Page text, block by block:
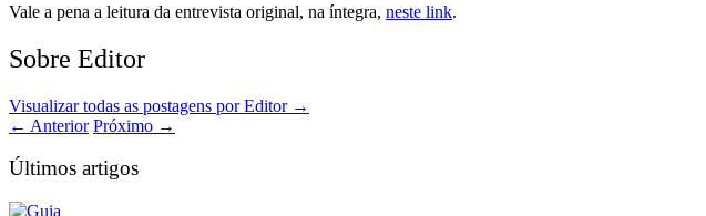
Vale a pena a leitura da entrevista original, na íntegra, neste link.
Sobre Editor
Visualizar todas as postagens por Editor →
← Anterior Próximo →
Últimos artigos